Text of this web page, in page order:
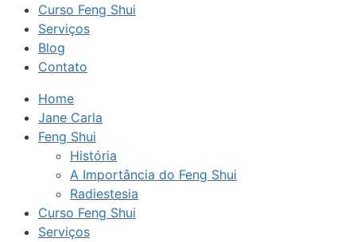
Curso Feng Shui
Serviços
Blog
Contato
Home
Jane Carla
Feng Shui
História
A Importância do Feng Shui
Radiestesia
Curso Feng Shui
Serviços